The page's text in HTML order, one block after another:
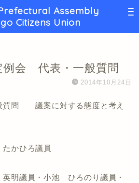
Assembly
Citizens Union
会 代表・一般質問
2014年10月24日
問 議案に対する態度と考え
ひろ議員
議員・小池 ひろのり議員・